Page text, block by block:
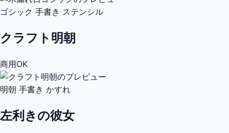
ゴシック 手書き ステンシル
クラフト明朝
商用OK
明朝 手書き かすれ
左利きの彼女